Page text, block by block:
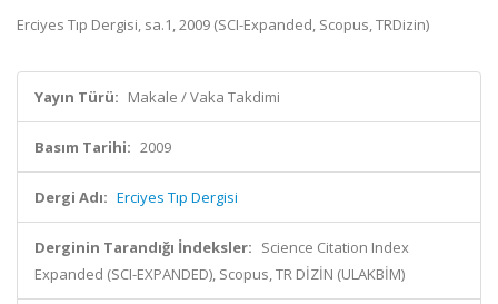
Erciyes Tıp Dergisi, sa.1, 2009 (SCI-Expanded, Scopus, TRDizin)
Yayın Türü: Makale / Vaka Takdimi
Basım Tarihi: 2009
Dergi Adı: Erciyes Tıp Dergisi
Derginin Tarandığı İndeksler: Science Citation Index
Expanded (SCI-EXPANDED), Scopus, TR DİZİN (ULAKBİM)